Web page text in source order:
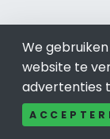
We
website te
advertenties